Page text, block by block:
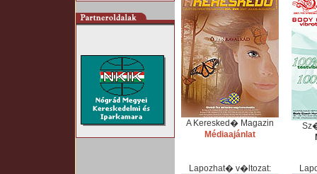
A Keresked� Magazin
Médiaajánlat
Lapozhat� v�ltozat: